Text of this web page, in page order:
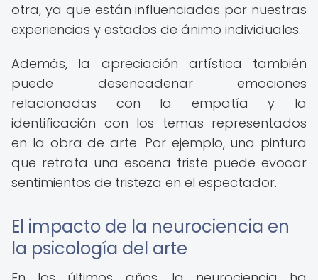
otra, ya que están influenciadas por nuestras
experiencias y estados de ánimo individuales.
Además, la apreciación artística también
puede desencadenar emociones
relacionadas con la empatía y la
identificación con los temas representados
en la obra de arte. Por ejemplo, una pintura
que retrata una escena triste puede evocar
sentimientos de tristeza en el espectador.
El impacto de la neurociencia en
la psicología del arte